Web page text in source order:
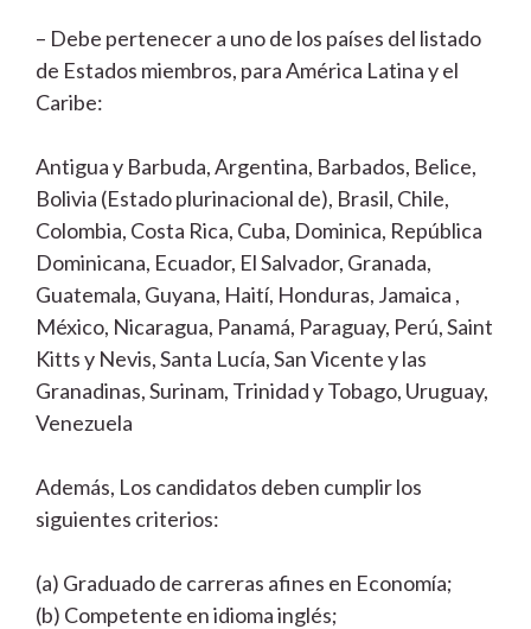
– Debe pertenecer a uno de los países del listado
de Estados miembros, para América Latina y el
Caribe:
Antigua y Barbuda, Argentina, Barbados, Belice,
Bolivia (Estado plurinacional de), Brasil, Chile,
Colombia, Costa Rica, Cuba, Dominica, República
Dominicana, Ecuador, El Salvador, Granada,
Guatemala, Guyana, Haití, Honduras, Jamaica ,
México, Nicaragua, Panamá, Paraguay, Perú, Saint
Kitts y Nevis, Santa Lucía, San Vicente y las
Granadinas, Surinam, Trinidad y Tobago, Uruguay,
Venezuela
Además, Los candidatos deben cumplir los
siguientes criterios:
(a) Graduado de carreras afines en Economía;
(b) Competente en idioma inglés;